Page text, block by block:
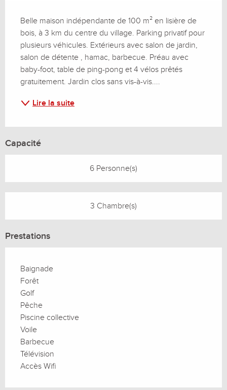
Belle maison indépendante de 100 m² en lisière de
bois, à 3 km du centre du village. Parking privatif pour
plusieurs véhicules. Extérieurs avec salon de jardin,
salon de détente , hamac, barbecue. Préau avec
baby-foot, table de ping-pong et 4 vélos prêtés
gratuitement. Jardin clos sans vis-à-vis....
Lire la suite
Capacité
6 Personne(s)
3 Chambre(s)
Prestations
Baignade
Forêt
Golf
Pêche
Piscine collective
Voile
Barbecue
Télévision
Accès Wifi